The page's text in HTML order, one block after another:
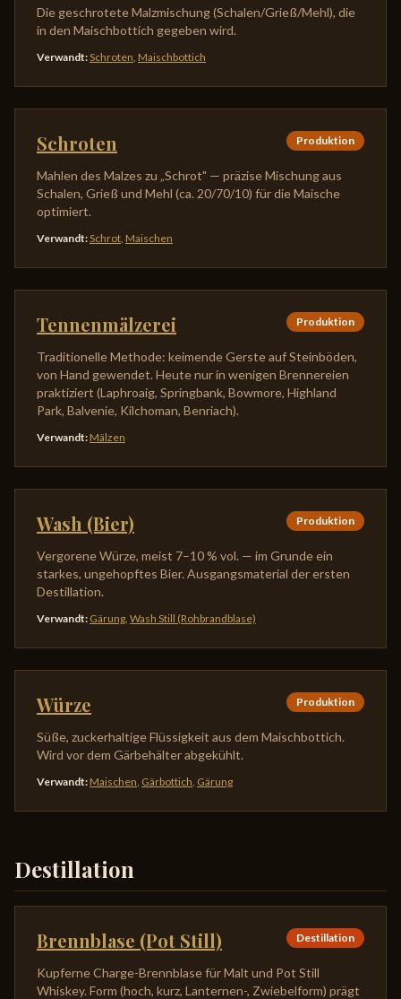
Die geschrotete Malzmischung (Schalen/Grieß/Mehl), die
in den Maischbottich gegeben wird.
Verwandt:Schroten, Maischbottich
Schroten Produktion
Mahlen des Malzes zu „Schrot" — präzise Mischung aus
Schalen, Grieß und Mehl (ca. 20/70/10) für die Maische
optimiert.
Verwandt:Schrot, Maischen
Tennenmälzerei Produktion
Traditionelle Methode: keimende Gerste auf Steinböden,
von Hand gewendet. Heute nur in wenigen Brennereien
praktiziert (Laphroaig, Springbank, Bowmore, Highland
Park, Balvenie, Kilchoman, Benriach).
Verwandt: Mälzen
Wash (Bier) Produktion
Vergorene Würze, meist 7–10 % vol. — im Grunde ein
starkes, ungehopftes Bier. Ausgangsmaterial der ersten
Destillation.
Verwandt: Gärung, Wash Still (Rohbrandblase)
Würze Produktion
Süße, zuckerhaltige Flüssigkeit aus dem Maischbottich.
Wird vor dem Gärbehälter abgekühlt.
Verwandt: Maischen, Gärbottich, Gärung
Destillation
Brennblase (Pot Still) Destillation
Kupferne Charge-Brennblase für Malt und Pot Still
Whiskey. Form (hoch, kurz, Lanternen-, Zwiebelform) prägt